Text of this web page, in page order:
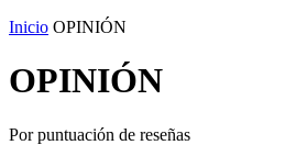
Inicio OPINIÓN
OPINIÓN
Por puntuación de reseñas